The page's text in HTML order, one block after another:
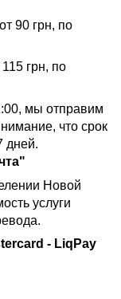
90 грн, по
грн, по
мы отправим
что срок
дней.
Новой
услуги
- LiqPay